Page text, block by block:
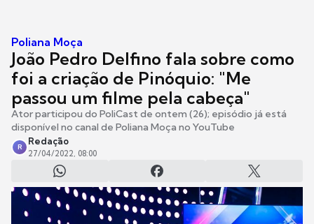
Poliana Moça
João Pedro Delfino fala sobre como
foi a criação de Pinóquio: "Me
passou um filme pela cabeça"
Ator participou do PoliCast de ontem (26); episódio já está
disponível no canal de Poliana Moça no YouTube
R
Redação
27/04/2022, 08:00